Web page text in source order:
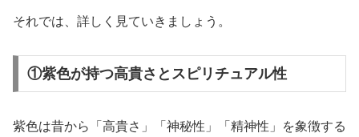
それでは、詳しく見ていきましょう。
①紫色が持つ高貴さとスピリチュアル性
紫色は昔から「高貴さ」「神秘性」「精神性」を象徴する